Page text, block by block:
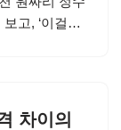
보고, ‘이걸…
차이의